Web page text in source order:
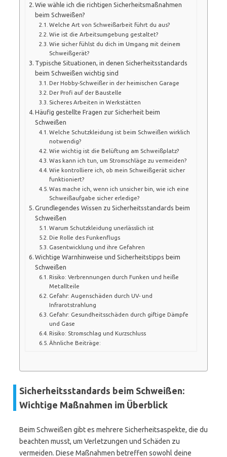
Wie wähle ich die richtigen Sicherheitsmaßnahmen
beim Schweißen?
Welche Art von Schweißarbeit führt du aus?
Wie ist die Arbeitsumgebung gestaltet?
Wie sicher fühlst du dich im Umgang mit deinem
Schweißgerät?
Typische Situationen, in denen Sicherheitsstandards
beim Schweißen wichtig sind
Der Hobby-Schweißer in der heimischen Garage
Der Profi auf der Baustelle
Sicheres Arbeiten in Werkstätten
Häufig gestellte Fragen zur Sicherheit beim
Schweißen
Welche Schutzkleidung ist beim Schweißen wirklich
notwendig?
Wie wichtig ist die Belüftung am Schweißplatz?
Was kann ich tun, um Stromschläge zu vermeiden?
Wie kontrolliere ich, ob mein Schweißgerät sicher
funktioniert?
Was mache ich, wenn ich unsicher bin, wie ich eine
Schweißaufgabe sicher erledige?
Grundlegendes Wissen zu Sicherheitsstandards beim
Schweißen
Warum Schutzkleidung unerlässlich ist
Die Rolle des Funkenflugs
Gasentwicklung und ihre Gefahren
Wichtige Warnhinweise und Sicherheitstipps beim
Schweißen
Risiko: Verbrennungen durch Funken und heiße
Metallteile
Gefahr: Augenschäden durch UV- und
Infrarotstrahlung
Gefahr: Gesundheitsschäden durch giftige Dämpfe
und Gase
Risiko: Stromschlag und Kurzschluss
Ähnliche Beiträge:
Sicherheitsstandards beim Schweißen:
Wichtige Maßnahmen im Überblick
Beim Schweißen gibt es mehrere Sicherheitsaspekte, die du
beachten musst, um Verletzungen und Schäden zu
vermeiden. Diese Maßnahmen betreffen sowohl deine